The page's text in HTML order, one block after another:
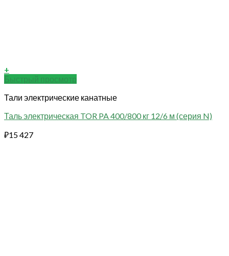
+
Быстрый просмотр
Тали электрические канатные
Таль электрическая TOR PA 400/800 кг 12/6 м (серия N)
₽15 427